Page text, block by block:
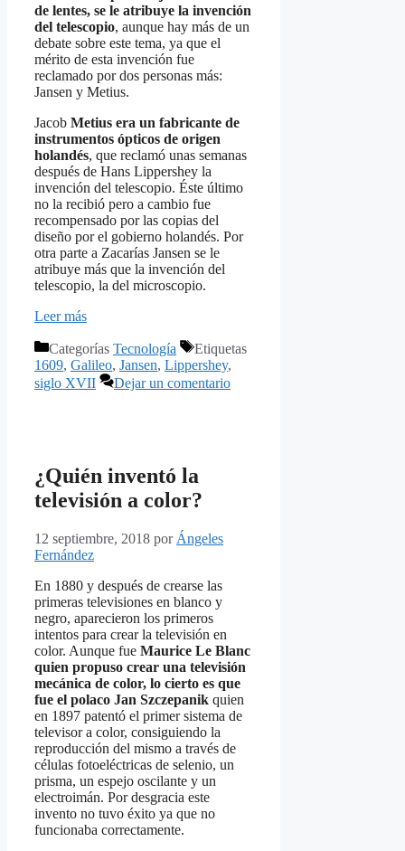
de lentes, se le atribuye la invención
del telescopio, aunque hay más de un
debate sobre este tema, ya que el
mérito de esta invención fue
reclamado por dos personas más:
Jansen y Metius.
Jacob Metius era un fabricante de
instrumentos ópticos de origen
holandés, que reclamó unas semanas
después de Hans Lippershey la
invención del telescopio. Éste último
no la recibió pero a cambio fue
recompensado por las copias del
diseño por el gobierno holandés. Por
otra parte a Zacarías Jansen se le
atribuye más que la invención del
telescopio, la del microscopio.
Leer más
Categorías Tecnología
Etiquetas
1609, Galileo, Jansen, Lippershey,
siglo XVII
Dejar un comentario
¿Quién inventó la
televisión a color?
12 septiembre, 2018 por Ángeles
Fernández
En 1880 y después de crearse las
primeras televisiones en blanco y
negro, aparecieron los primeros
intentos para crear la televisión en
color. Aunque fue Maurice Le Blanc
quien propuso crear una televisión
mecánica de color, lo cierto es que
fue el polaco Jan Szczepanik quien
en 1897 patentó el primer sistema de
televisor a color, consiguiendo la
reproducción del mismo a través de
células fotoeléctricas de selenio, un
prisma, un espejo oscilante y un
electroimán. Por desgracia este
invento no tuvo éxito ya que no
funcionaba correctamente.